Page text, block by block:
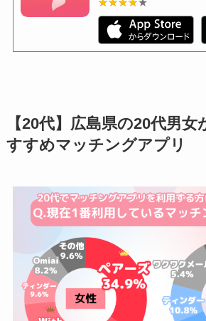
【20代】広島県の20代男
すすめマッチングアプリ